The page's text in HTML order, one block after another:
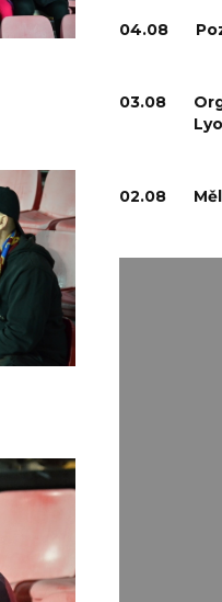
04.08
03.08
02.08